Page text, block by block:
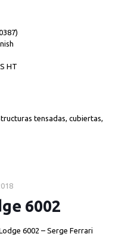
HT
tensadas, cubiertas,
6002
6002 – Serge Ferrari